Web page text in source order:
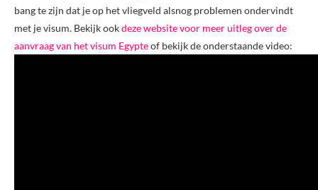
bang te zijn dat je op het vliegveld alsnog problemen ondervindt
met je visum. Bekijk ookdeze website voor meer uitleg over de
aanvraag van het visum Egypteof bekijk de onderstaande video: